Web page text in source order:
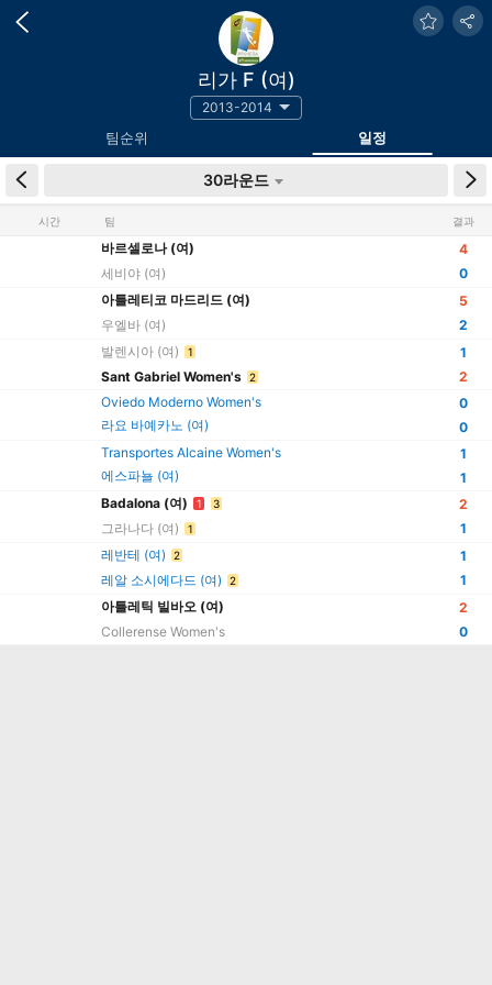
리가 F (여)
2013-2014
팀순위 일정
30라운드
시간 팀 결과
바르셀로나 (여)
세비야 (여)
4
0
아틀레티코 마드리드 (여)
우엘바 (여)
5
2
발렌시아 (여)
1
Sant Gabriel Women's 2
1
2
Oviedo Moderno Women's
라요 바예카노 (여)
0
0
Transportes Alcaine Women's
에스파뇰 (여)
1
1
Badalona (여)
1 3
그라나다 (여) 1
2
1
레반테 (여)
2
레알 소시에다드 (여) 2
1
1
아틀레틱 빌바오 (여)
Collerense Women's
2
0